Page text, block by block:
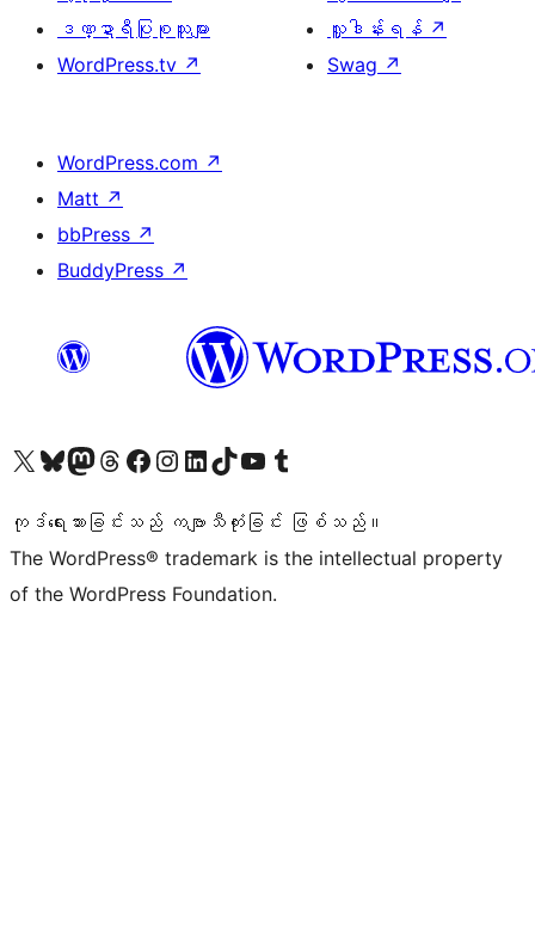
ဒဏ္ဍာရီပြုစုသူများ
WordPress.tv ↗
လှူဒါန်းရန် ↗
Swag ↗
WordPress.com ↗
Matt ↗
bbPress ↗
BuddyPress ↗
ကျွန်ုပ်တို့၏ X (ယခင် Twitter) အကောင့်သို့ သွားရောက်ကြည့်ရှုပါကျွန်ုပ်တို့၏ Bluesky အကောင့်သို့ ဝင်ရောက်ကြည့်ရှုရန်
ကျွန်ုပ်တို့၏ Mastodon အကောင့်သို့ သွားရောက်ကြည့်ရှုပါကျွန်ုပ်တို့၏ Threads အကောင့်သို့ ဝင်ရောက်ကြည့်ရှုရန်
ကျွန်ုပ်တို့၏ Facebook စာမျက်နှာသို့ သွားရောက်ကြည့်ရှုပါကျွန်ုပ်တို့၏ Instagram အကောင့်သို့ သွားရောက်ကြည့်ရှုပါ ကျွန်ုပ်တို့၏ LinkedIn အကောင့်သို့ သွားရောက်ကြည့်ရှုပါကျွန်ုပ်တို့၏ TikTok အကောင့်သို့ ဝင်ရောက်ကြည့်ရှုရန်
ကျွန်ုပ်တို့၏ YouTube ချန်နယ်သို့ သွားရောက်ကြည့်ရှုပါ ကျွန်ုပ်တို့၏ Tumblr အကောင့်သို့ ဝင်ရောက်ကြည့်ရှုရန်
ကုဒ်ရေးသားခြင်းသည် ကဗျာသီကုံးခြင်း ဖြစ်သည်။
The WordPress® trademark is the intellectual property
of the WordPress Foundation.